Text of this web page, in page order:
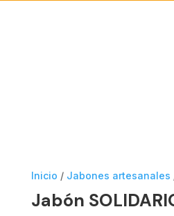
Inicio / Jabones artesanales
Jabón